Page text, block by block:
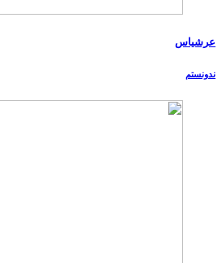
عرشیاس
ندونستم